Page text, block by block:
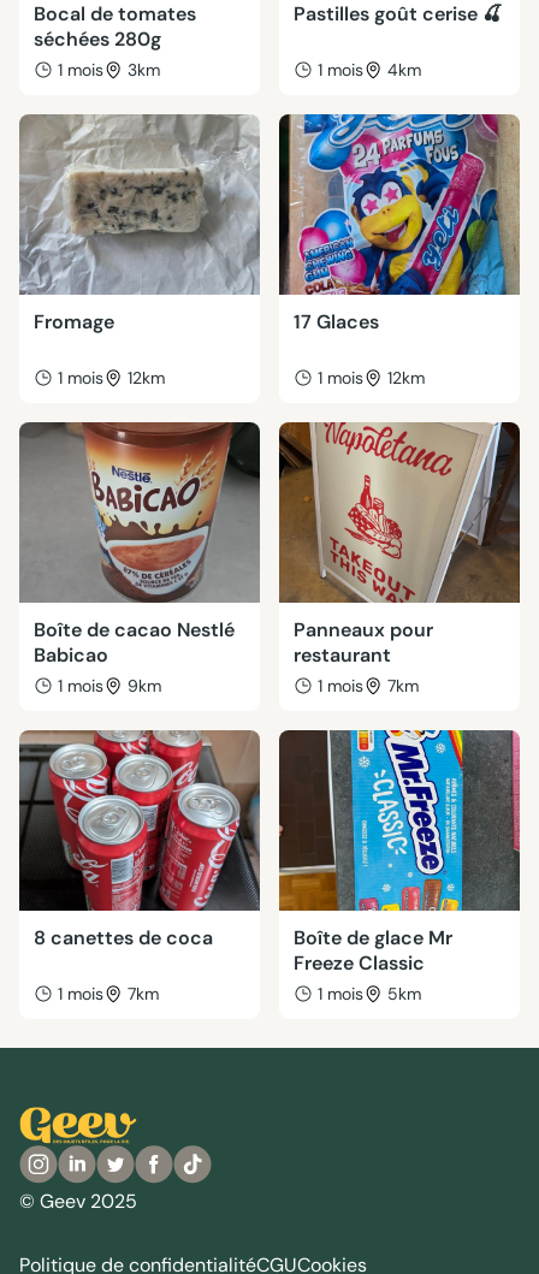
Bocal de tomates
séchées 280g
1 mois 3km
Pastilles goût cerise 🍒
1 mois 4km
Fromage
1 mois 12km
17 Glaces
1 mois 12km
Boîte de cacao Nestlé
Babicao
1 mois 9km
Panneaux pour
restaurant
1 mois 7km
8 canettes de coca
1 mois 7km
Boîte de glace Mr
Freeze Classic
1 mois 5km
© Geev 2025
Politique de confidentialitéCGUCookies